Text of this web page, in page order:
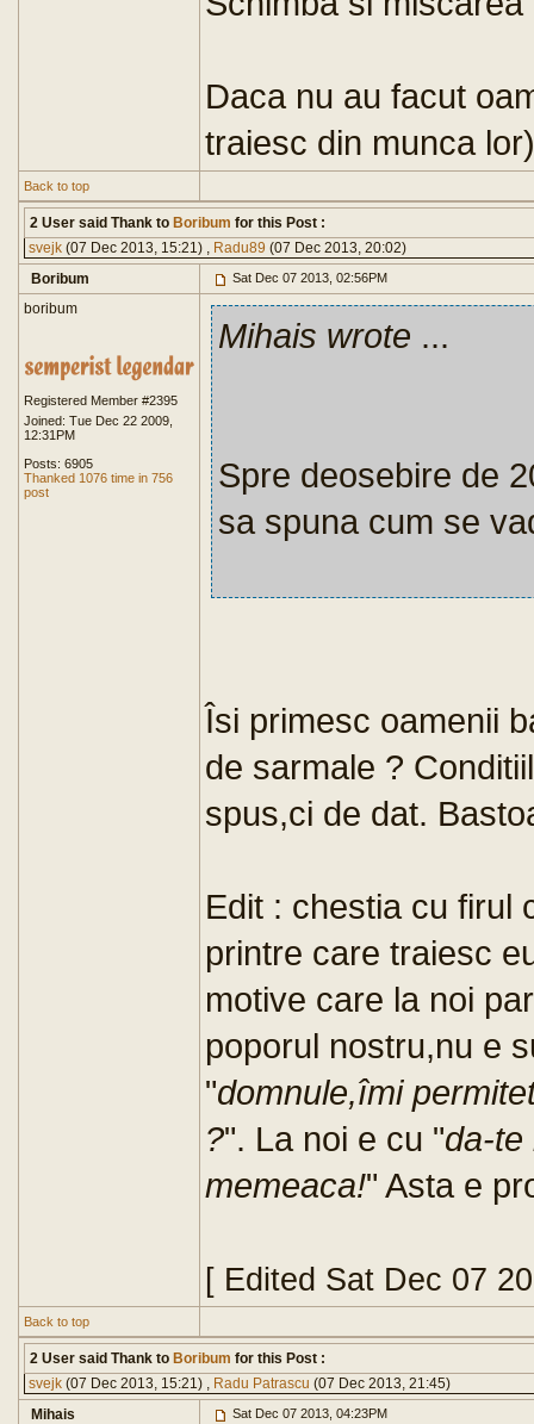
Daca nu au facut
traiesc din munca
Back to top
2 User said Thank to Boribum for this Post :
svejk (07 Dec 2013, 15:21) , Radu89 (07 Dec 2013, 20:02)
Boribum
Sat Dec 07 2013, 02:56PM
boribum
Registered Member #2395
Joined: Tue Dec 22 2009,
12:31PM
Posts: 6905
Thanked 1076 time in 756
post
Mihais wrote ...
Spre deosebire de
sa spuna cum se
Îsi primesc oamenii
de sarmale ?
spus,ci de dat.
Edit : chestia cu firul
printre care traiesc
motive care la noi
poporul nostru,nu e
"domnule,îmi
?". La noi e cu "da-te
memeaca!" Asta e
[ Edited Sat Dec 07
Back to top
2 User said Thank to Boribum for this Post :
svejk (07 Dec 2013, 15:21) , Radu Patrascu (07 Dec 2013, 21:45)
Mihais
Sat Dec 07 2013, 04:23PM